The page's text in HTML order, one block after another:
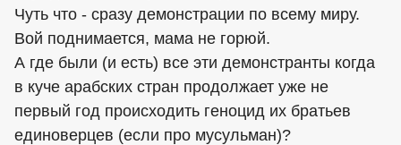
Чуть что - сразу демонстрации по всему миру.
Вой поднимается, мама не горюй.
А где были (и есть) все эти демонстранты когда
в куче арабских стран продолжает уже не
первый год происходить геноцид их братьев
единоверцев (если про мусульман)?